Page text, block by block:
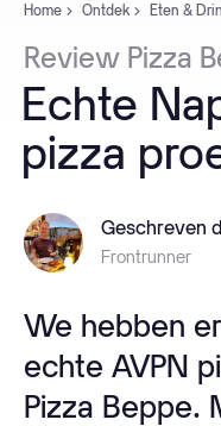
Home Ontdek Eten &
Review Pizza
Echte
pizza
Geschreven
Frontrunner
We hebben
echte AVPN
Pizza Beppe.